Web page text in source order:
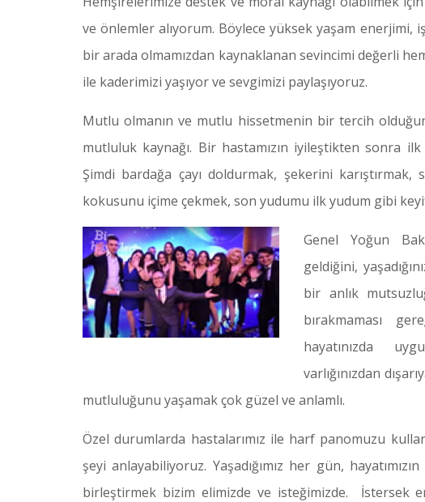
ve önlemler alıyorum. Böylece yüksek yaşam
bir arada olmamızdan kaynaklanan sevincimi değerli
ile kaderimizi yaşıyor ve sevgimizi paylaşıyoruz.
Mutlu olmanın ve mutlu hissetmenin bir tercih
mutluluk kaynağı. Bir hastamızın iyileştikten sonra
Şimdi bardağa çayı doldurmak, şekerini karıştırmak,
kokusunu içime çekmek, son yudumu ilk yudum gibi
Genel Yoğun
geldiğini,
bir anlık
bırakmaması
hayatınızda
varlığınızdan
mutluluğunu yaşamak çok güzel ve anlamlı.
Özel durumlarda hastalarımız ile harf panomuzu
şeyi anlayabiliyoruz. Yaşadığımız her gün,
birleştirmek bizim elimizde ve isteğimizde. İstersek